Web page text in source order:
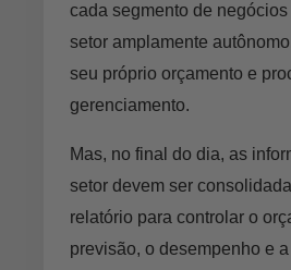
cada segmento de
setor amplamente
seu próprio orçamento e
gerenciamento.
Mas, no final do dia, as
setor devem ser
relatório para controlar o
previsão, o desempenho e